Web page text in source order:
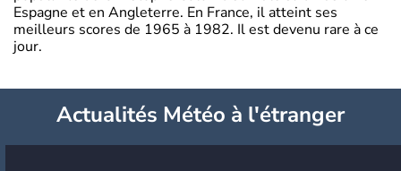
Espagne et en Angleterre. En France, il atteint ses
meilleurs scores de 1965 à 1982. Il est devenu rare à ce
jour.
Actualités Météo à l'étranger